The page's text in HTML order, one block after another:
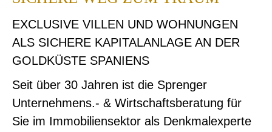
EXCLUSIVE VILLEN UND WOHNUNGEN
ALS SICHERE KAPITALANLAGE AN DER
GOLDKÜSTE SPANIENS
Seit über 30 Jahren ist die Sprenger
Unternehmens.- & Wirtschaftsberatung für
Sie im Immobiliensektor als Denkmalexperte